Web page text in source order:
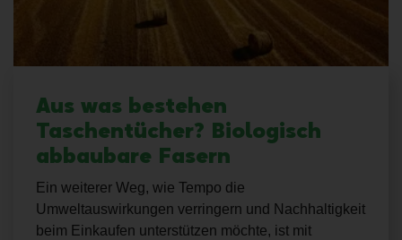
Aus was bestehen
Taschentücher? Biologisch
abbaubare Fasern
Ein weiterer Weg, wie Tempo die
Umweltauswirkungen verringern und Nachhaltigkeit
beim Einkaufen unterstützen möchte, ist mit